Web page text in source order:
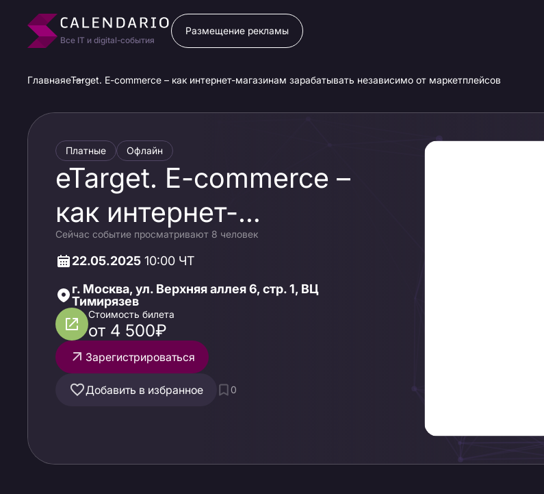
Все IT и digital-события
Размещение рекламы
ГлавнаяeTarget. E-commerce – как интернет-магазинам зарабатывать независимо от маркетплейсов
Платные Офлайн
eTarget. E-commerce –
как интернет-
магазинам
зарабатывать
независимо от
маркетплейсов
Сейчас событие просматривают 8 человек
22.05.2025 10:00 ЧТ
г. Москва, ул. Верхняя аллея 6, стр. 1, ВЦ
Тимирязев
Стоимость билета
от 4 500₽
Зарегистрироваться
Добавить в избранное 0